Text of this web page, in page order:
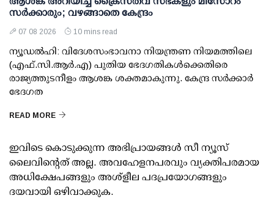
സര്‍ക്കാരും; വഴങ്ങാതെ കേന്ദ്രം
07 08 2026 10 mins read
ന്യൂഡല്‍ഹി: വിദേശസംഭാവനാ നിയന്ത്രണ നിയമത്തിലെ
(എഫ്.സി.ആര്‍.എ) പുതിയ ഭേദഗതികള്‍ക്കെതിരെ
രാജ്യത്തുടനീളം ആശങ്ക ശക്തമാകുന്നു. കേന്ദ്ര സര്‍ക്കാര്‍
ഭേദഗത
READ MORE
ഇവിടെ കൊടുക്കുന്ന അഭിപ്രായങ്ങള്‍ സീ ന്യൂസ്
ലൈവിന്റെത് അല്ല. അവഹേളനപരവും വ്യക്തിപരമായ
അധിക്ഷേപങ്ങളും അശ്‌ളീല പദപ്രയോഗങ്ങളും
ദയവായി ഒഴിവാക്കുക.